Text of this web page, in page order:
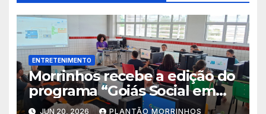
ENTRETENIMENTO
Morrinhos recebe a edição do
programa “Goiás Social em
Ação” com diversos serviços
JUN 20, 2026 PLANTÃO MORRINHOS